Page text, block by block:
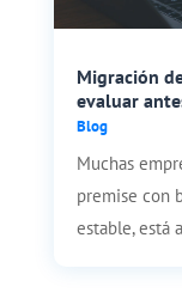
Migración
evaluar
Blog
Muchas
premise con
estable, está